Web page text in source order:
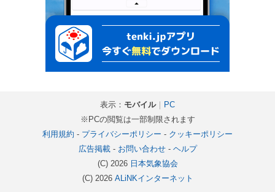
表示： モバイル｜
PC
※PCの閲覧は一部制限されます
利用規約 - プライバシーポリシー - クッキーポリシー
広告掲載- お問い合わせ- ヘルプ
(C) 2026 日本気象協会
(C) 2026 ALiNKインターネット